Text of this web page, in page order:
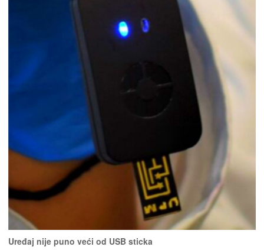
Uređaj nije puno veći od USB sticka